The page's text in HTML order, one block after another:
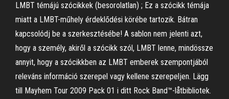
LMBT témájú szócikkek (besorolatlan) ; Ez a szócikk témája
miatt a LMBT-műhely érdeklődési körébe tartozik. Bátran
kapcsolódj be a szerkesztésébe! A sablon nem jelenti azt,
hogy a személy, akiről a szócikk szól, LMBT lenne, mindössze
annyit, hogy a szócikkben az LMBT emberek szempontjából
releváns információ szerepel vagy kellene szerepeljen. Lägg
till Mayhem Tour 2009 Pack 01 i ditt Rock Band™-låtbibliotek.